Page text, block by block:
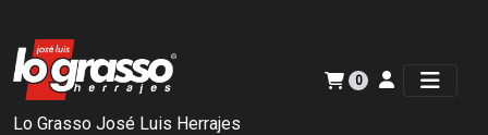
Lo Grasso José Luis Herrajes
0